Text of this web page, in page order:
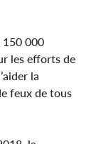
000
les efforts de
la
feux de tous